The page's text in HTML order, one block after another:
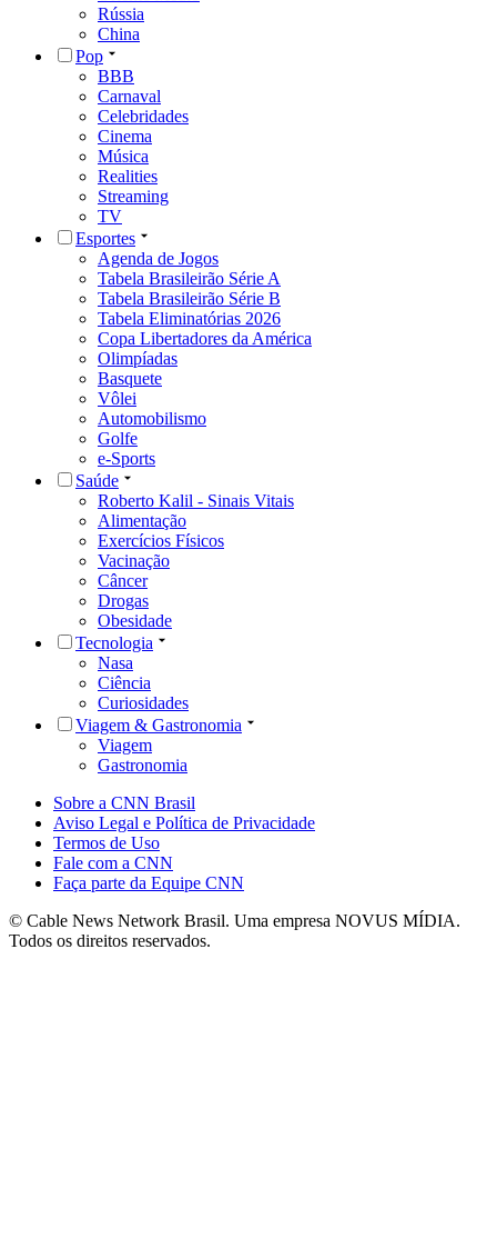
Rússia
China
Pop
BBB
Carnaval
Celebridades
Cinema
Música
Realities
Streaming
TV
Esportes
Agenda de Jogos
Tabela Brasileirão Série A
Tabela Brasileirão Série B
Tabela Eliminatórias 2026
Copa Libertadores da América
Olimpíadas
Basquete
Vôlei
Automobilismo
Golfe
e-Sports
Saúde
Roberto Kalil - Sinais Vitais
Alimentação
Exercícios Físicos
Vacinação
Câncer
Drogas
Obesidade
Tecnologia
Nasa
Ciência
Curiosidades
Viagem & Gastronomia
Viagem
Gastronomia
Sobre a CNN Brasil
Aviso Legal e Política de Privacidade
Termos de Uso
Fale com a CNN
Faça parte da Equipe CNN
© Cable News Network Brasil. Uma empresa NOVUS MÍDIA.
Todos os direitos reservados.